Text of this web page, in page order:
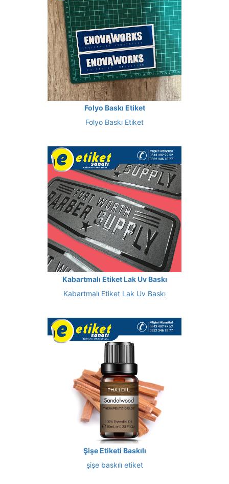
Folyo Baskı Etiket
Folyo Baskı Etiket
Kabartmalı Etiket Lak Uv Baskı
Kabartmalı Etiket Lak Uv Baskı
Şişe Etiketi Baskılı
şişe baskılı etiket